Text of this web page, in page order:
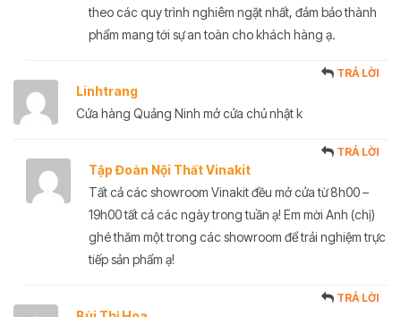
theo các quy trình nghiêm ngặt nhất, đảm bảo thành
phẩm mang tới sự an toàn cho khách hàng ạ.
Linhtrang
TRẢ LỜI
Cửa hàng Quảng Ninh mở cửa chủ nhật k
Tập Đoàn Nội Thất Vinakit
TRẢ LỜI
Tất cả các showroom Vinakit đều mở cửa từ 8h00 –
19h00 tất cả các ngày trong tuần ạ! Em mời Anh (chị)
ghé thăm một trong các showroom để trải nghiệm trực
tiếp sản phẩm ạ!
TRẢ LỜI